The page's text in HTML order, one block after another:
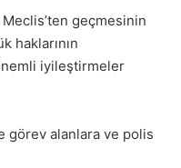
geçmesinin
haklarının
iyileştirmeler
görev alanlara ve polis
Gıynık